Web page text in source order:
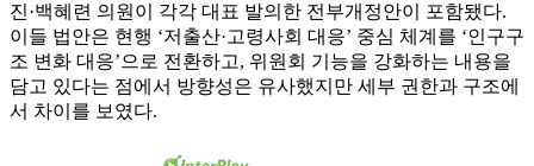
진·백혜련 의원이 각각 대표 발의한 전부개정안이 포함됐다.
이들 법안은 현행 ‘저출산·고령사회 대응’ 중심 체계를 ‘인구구
조 변화 대응’으로 전환하고, 위원회 기능을 강화하는 내용을
담고 있다는 점에서 방향성은 유사했지만 세부 권한과 구조에
서 차이를 보였다.